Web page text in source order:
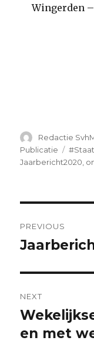
Wingerden
Author
Redactie
Publicatie
Tags
Jaarbericht2020
PREVIOUS
Previous
NEXT
Next
post:
en met